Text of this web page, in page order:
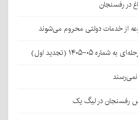
از خدمات دولتی محروم می‌شوند
۰۵-۱۴۰۵ (تجدید اول)
نمی‌رسند
رفسنجان در لیگ یک